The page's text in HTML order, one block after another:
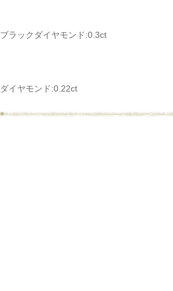
ブラックダイヤモンド:0.3ct
ダイヤモンド:0.22ct